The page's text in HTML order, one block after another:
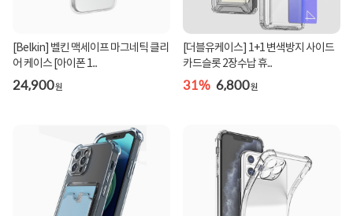
[Belkin] 벨킨 맥세이프 마그네틱 클리
어 케이스 [아이폰 1...
24,900원
[더블유케이스] 1+1 변색방지 사이드
카드슬롯 2장수납 휴...
31% 6,800원